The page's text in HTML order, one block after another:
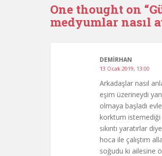
One thought on “
medyumlar nasıl
DEMIRHAN
13 Ocak 2019, 13:00
Arkadaşlar nasıl
eşim üzerineydi
olmaya başladı
korktum istemediği
sıkıntı yaratırlar
hoca ile çalıştım
soğudu ki ailesine